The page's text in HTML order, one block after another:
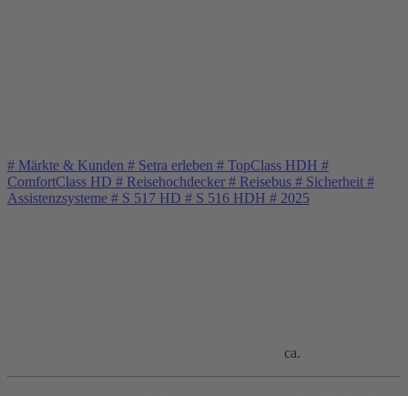
# Märkte & Kunden # Setra erleben # TopClass HDH #
ComfortClass HD # Reisehochdecker # Reisebus # Sicherheit #
Assistenzsysteme # S 517 HD # S 516 HDH # 2025
ca.